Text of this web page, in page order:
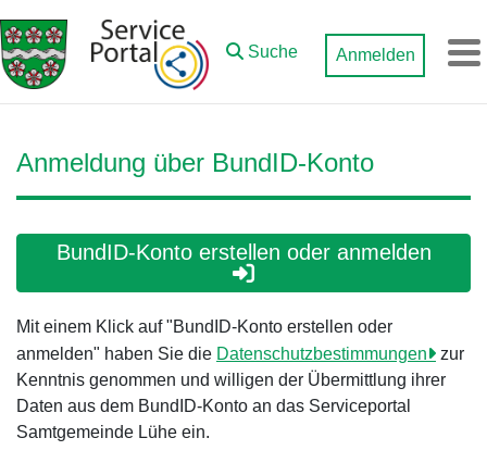
Zum Hauptinhalt springen
Suche
Anmelden
Anmeldung über BundID-Konto
BundID-Konto erstellen oder anmelden
Mit einem Klick auf "BundID-Konto erstellen oder
anmelden" haben Sie die Datenschutzbestimmungen
zur
Kenntnis genommen und willigen der Übermittlung ihrer
Daten aus dem BundID-Konto an das Serviceportal
Samtgemeinde Lühe ein.